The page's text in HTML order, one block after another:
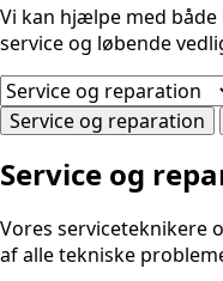
Vi kan hjælpe med
service og løbende
Service og reparation
Service og
Vores serviceteknikere
af alle tekniske